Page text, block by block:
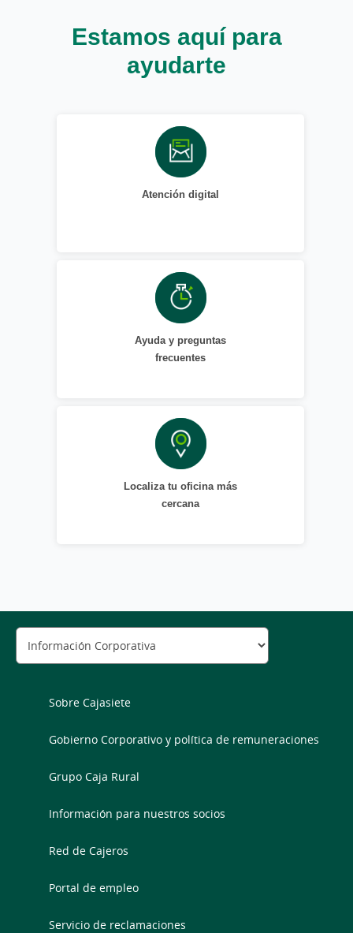
Estamos aquí para
ayudarte
Atención digital
Ayuda y preguntas
frecuentes
Localiza tu oficina más
cercana
Sobre Cajasiete
Gobierno Corporativo y política de remuneraciones
Grupo Caja Rural
Información para nuestros socios
Red de Cajeros
Portal de empleo
Servicio de reclamaciones